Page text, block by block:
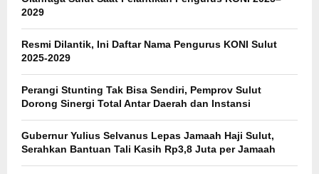
2029
Resmi Dilantik, Ini Daftar Nama Pengurus KONI Sulut
2025-2029
Perangi Stunting Tak Bisa Sendiri, Pemprov Sulut
Dorong Sinergi Total Antar Daerah dan Instansi
Gubernur Yulius Selvanus Lepas Jamaah Haji Sulut,
Serahkan Bantuan Tali Kasih Rp3,8 Juta per Jamaah